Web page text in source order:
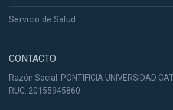
Servicio de Salud
CONTACTO
Razón Social: PONTIFICIA UNIVERSIDAD
RUC: 20155945860